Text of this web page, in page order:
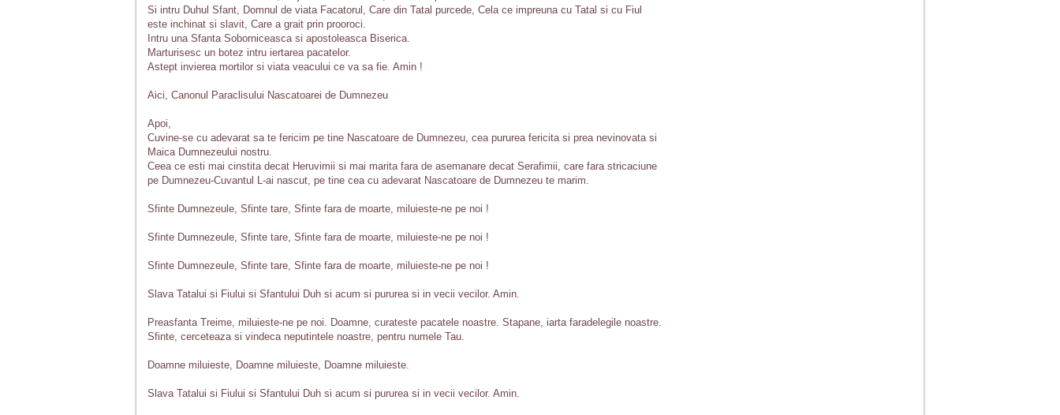
Si intru Duhul Sfant, Domnul de viata Facatorul, Care din Tatal purcede, Cela ce impreuna cu Tatal si cu Fiul
este inchinat si slavit, Care a grait prin prooroci.
Intru una Sfanta Soborniceasca si apostoleasca Biserica.
Marturisesc un botez intru iertarea pacatelor.
Astept invierea mortilor si viata veacului ce va sa fie. Amin !
Aici, Canonul Paraclisului Nascatoarei de Dumnezeu
Apoi,
Cuvine-se cu adevarat sa te fericim pe tine Nascatoare de Dumnezeu, cea pururea fericita si prea nevinovata si
Maica Dumnezeului nostru.
Ceea ce esti mai cinstita decat Heruvimii si mai marita fara de asemanare decat Serafimii, care fara stricaciune
pe Dumnezeu-Cuvantul L-ai nascut, pe tine cea cu adevarat Nascatoare de Dumnezeu te marim.
Sfinte Dumnezeule, Sfinte tare, Sfinte fara de moarte, miluieste-ne pe noi !
Sfinte Dumnezeule, Sfinte tare, Sfinte fara de moarte, miluieste-ne pe noi !
Sfinte Dumnezeule, Sfinte tare, Sfinte fara de moarte, miluieste-ne pe noi !
Slava Tatalui si Fiului si Sfantului Duh si acum si pururea si in vecii vecilor. Amin.
Preasfanta Treime, miluieste-ne pe noi. Doamne, curateste pacatele noastre. Stapane, iarta faradelegile noastre.
Sfinte, cerceteaza si vindeca neputintele noastre, pentru numele Tau.
Doamne miluieste, Doamne miluieste, Doamne miluieste.
Slava Tatalui si Fiului si Sfantului Duh si acum si pururea si in vecii vecilor. Amin.